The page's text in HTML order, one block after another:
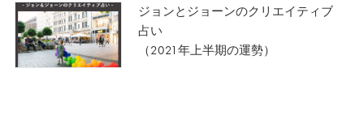
ジョンとジョーンのクリエイティブ
占い
（2021年上半期の運勢）